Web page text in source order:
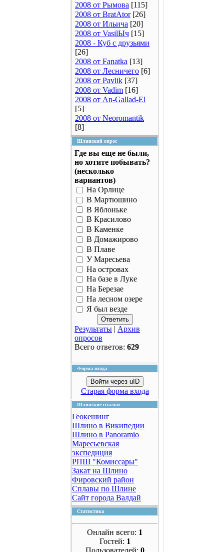
2008 от Рымова [115]
2008 от BratAtor [26]
2008 от Ильича [20]
2008 от VasilЫч [15]
2008 - Куб с друзьями
[26]
2008 от Fanatka [13]
2008 от Лесничего [6]
2008 от Pavlik [37]
2008 от Vadim [16]
2008 от An-Gallad-El
[5]
2008 от Neoromantik
[8]
Шлинский опрос
Где вы еще не были,
но хотите побывать?
(несколько
вариантов)
На Орлице
В Мартюшино
В Яблоньке
В Красилово
В Каменке
В Домажирово
В Плаве
У Маресьева
На островах
На базе в Луке
На Березае
На лесном озере
Я был везде
Результаты | Архив
опросов
Всего ответов: 629
Форма входа
Войти через uID
Старая форма входа
Шлинские ссылки
Геокешинг
Шлино в Википедии
Шлино в Panoramio
Маресьевская
экспедиция
РПШ "Комиссары"
Закат на Шлино
Фировский район
Сплавы по Шлине
Сайт города Валдай
Статистика
Онлайн всего: 1
Гостей: 1
Пользователей: 0